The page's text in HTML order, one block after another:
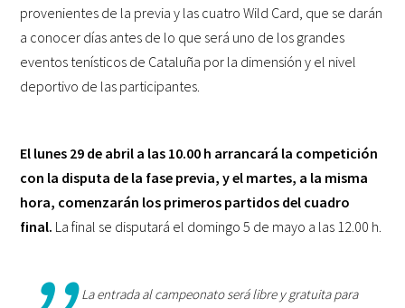
provenientes de la previa y las cuatro Wild Card, que se darán
a conocer días antes de lo que será uno de los grandes
eventos tenísticos de Cataluña por la dimensión y el nivel
deportivo de las participantes.
El lunes 29 de abril a las 10.00 h arrancará la competición
con la disputa de la fase previa, y el martes, a la misma
hora, comenzarán los primeros partidos del cuadro
final. La final se disputará el domingo 5 de mayo a las 12.00 h.
La entrada al campeonato será libre y gratuita para